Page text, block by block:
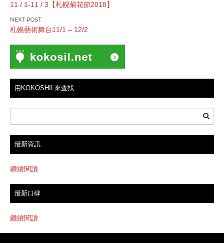
章
導
覽
11 / 1-11 / 3【札幌菊花節2018】
札幌藝術舞台11/1 – 12/2
用KOKOSHIL來查找
最新資訊
繼續閱讀
最新口碑
繼續閱讀